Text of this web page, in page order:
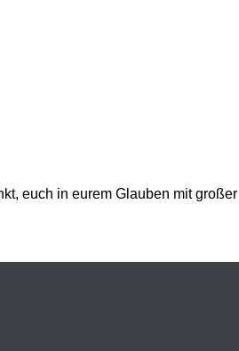
euch in eurem Glauben mit